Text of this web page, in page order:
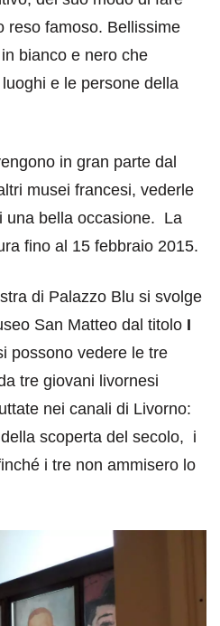
reso famoso. Bellissime
bianco e nero che
e le persone della
in gran parte dal
musei francesi, vederle
una bella occasione. La
fino al 15 febbraio 2015.
di Palazzo Blu si svolge
San Matteo dal titolo I
possono vedere le tre
tre giovani livornesi
nei canali di Livorno:
scoperta del secolo, i
i tre non ammisero lo